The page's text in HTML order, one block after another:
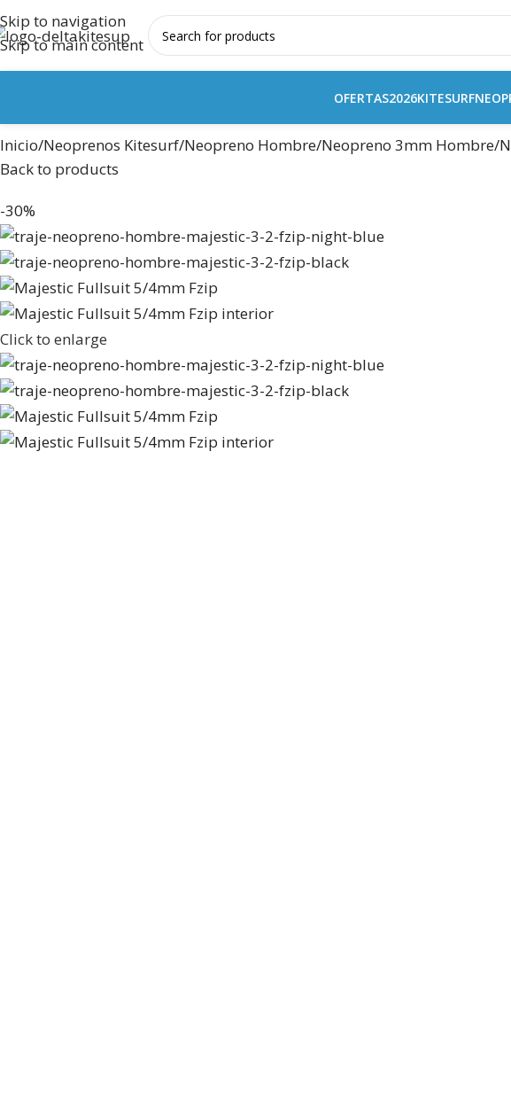
Skip to navigation
Skip to main content
OFERTAS2026KITESURF
Inicio Neoprenos Kitesurf Neopreno Hombre Neopreno 3mm Hombre
Back to products
-30%
Click to enlarge